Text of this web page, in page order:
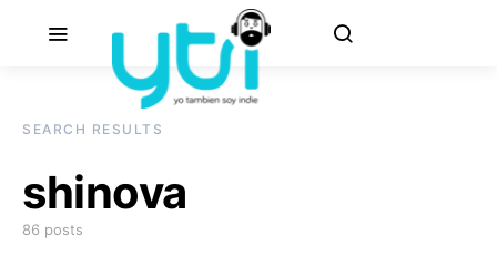
SEARCH RESULTS
shinova
86 posts